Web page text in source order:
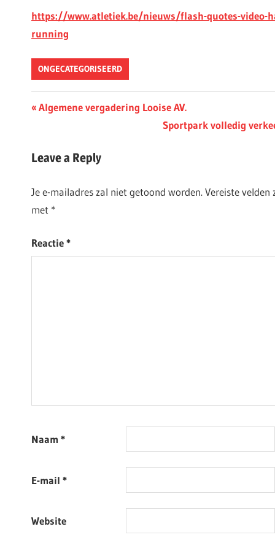
https://www.atletiek.be/nieuws/flash-quotes-video-
running
ONGECATEGORISEERD
Berichtnavigatie
Previous
Algemene vergadering Looise AV.
Next
Sportpark volledig
Leave a Reply
Je e-mailadres zal niet getoond worden.Vereiste velden
met *
Reactie*
Naam *
E-mail *
Website